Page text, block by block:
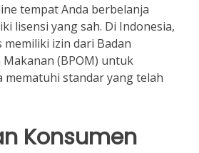
tempat Anda berbelanja
lisensi yang sah. Di Indonesia,
izin dari Badan
Makanan (BPOM) untuk
mematuhi standar yang telah
Konsumen